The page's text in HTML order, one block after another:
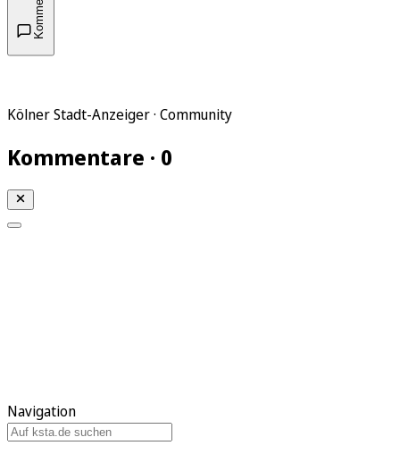
Kölner Stadt-Anzeiger · Community
Kommentare · 0
Navigation